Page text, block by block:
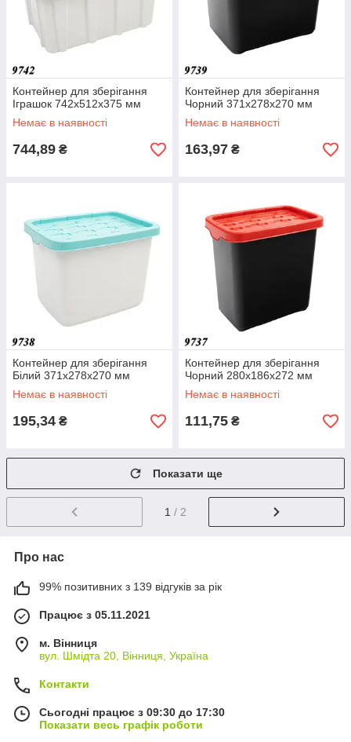
Контейнер для зберігання
Іграшок 742x512x375 мм
Немає в наявності
744,89 ₴
Контейнер для зберігання
Чорний 371x278x270 мм
Немає в наявності
163,97 ₴
Контейнер для зберігання
Білий 371x278x270 мм
Немає в наявності
195,34 ₴
Контейнер для зберігання
Чорний 280x186x272 мм
Немає в наявності
111,75 ₴
Показати ще
1 / 2
Про нас
99% позитивних з 139 відгуків за рік
Працює з 05.11.2021
м. Вінниця
вул. Шмідта 20, Вінниця, Україна
Контакти
Сьогодні працює з 09:30 до 17:30
Показати весь графік роботи